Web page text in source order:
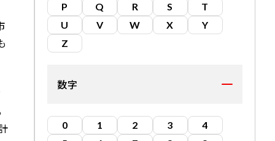
P
Q R S
T
U
V W X
Y
Z
数字
0 1 2 3
4